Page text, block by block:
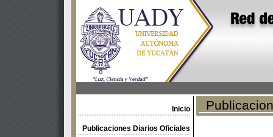
Inicio
Publicaciones Diarios Oficiales